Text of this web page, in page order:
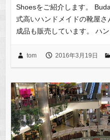
Shoesをご紹介します。
式高いハンドメイドの靴屋
成品も販売しています。 ハ
tom 2016年3月19日